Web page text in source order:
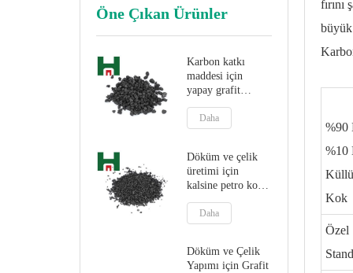
Öne Çıkan Ürünler
Karbon katkı
maddesi için
yapay grafit
Kalsine Petrol
KokDaha
Döküm ve çelik
üretimi için
kalsine petro kok
Daha
Döküm ve Çelik
Yapımı için Grafit
%90
%10
Kok
Özel